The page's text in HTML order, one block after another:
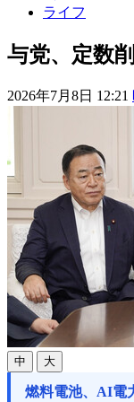
ライフ
与党、定数
2026年7月8日 12:21
中 大
燃料電池、AI電